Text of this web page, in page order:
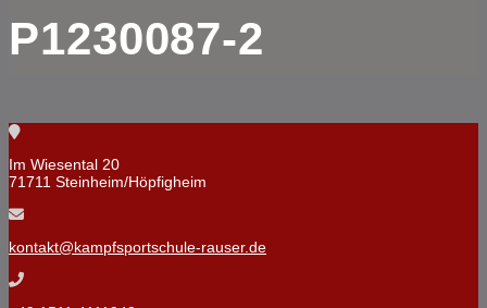
P1230087-2
Im Wiesental 20
71711 Steinheim/Höpfigheim
kontakt@kampfsportschule-rauser.de